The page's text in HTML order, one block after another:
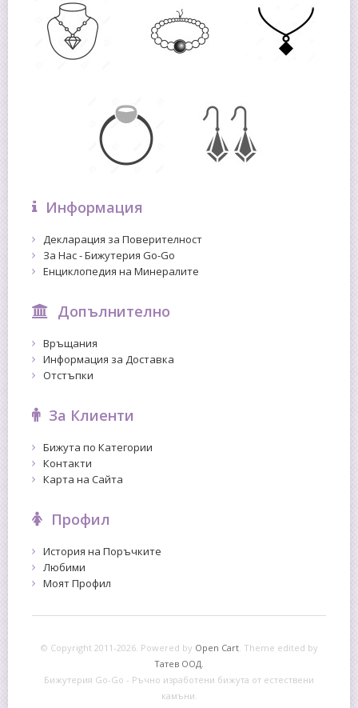
Информация
Декларация за Поверителност
За Нас - Бижутерия Go-Go
Енциклопедия на Минералите
Допълнително
Връщания
Информация за Доставка
Отстъпки
За Клиенти
Бижута по Категории
Контакти
Карта на Сайта
Профил
История на Поръчките
Любими
Моят Профил
© Copyright 2011-2026. Powered by Open Cart. Theme edited by
Татев ООД.
Бижутерия Go-Go - Ръчно изработени бижута от естествени
камъни.